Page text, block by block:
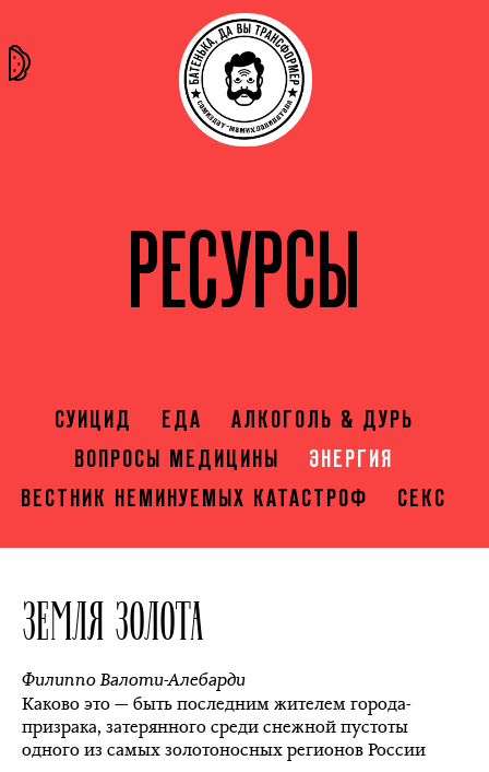
РЕСУРСЫ
СУИЦИД ЕДА
АЛКОГОЛЬ & ДУРЬ
ВОПРОСЫ МЕДИЦИНЫ
ЭНЕРГИЯ
ВЕСТНИК НЕМИНУЕМЫХ КАТАСТРОФ
СЕКС
ЗЕМЛЯ ЗОЛОТА
Филиппо Валоти-Алебарди
Каково это — быть последним жителем города-
призрака, затерянного среди снежной пустоты
одного из самых золотоносных регионов России